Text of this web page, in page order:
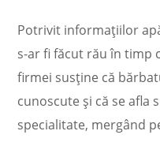
Potrivit informațiilor
s-ar fi făcut rău în timp
firmei susține că
cunoscute și că se afla
specialitate, mergând